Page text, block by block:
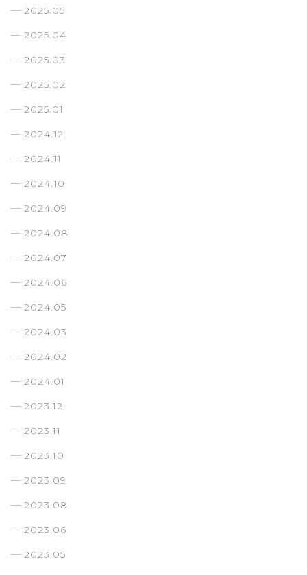
2025.05
2025.04
2025.03
2025.02
2025.01
2024.12
2024.11
2024.10
2024.09
2024.08
2024.07
2024.06
2024.05
2024.03
2024.02
2024.01
2023.12
2023.11
2023.10
2023.09
2023.08
2023.06
2023.05